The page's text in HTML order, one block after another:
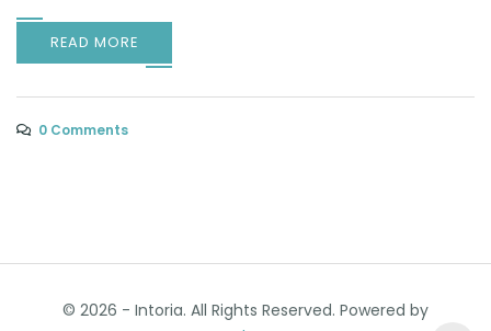
READ MORE
0 Comments
© 2026 - Intoria. All Rights Reserved. Powered by